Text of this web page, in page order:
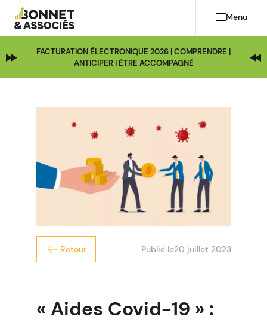
Menu
FACTURATION ÉLECTRONIQUE 2026 | COMPRENDRE |
ANTICIPER | ÊTRE ACCOMPAGNÉ
Retour Publié le20 juillet 2023
« Aides Covid-19 » :